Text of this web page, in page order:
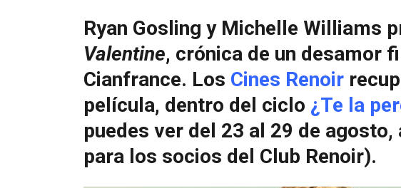
Ryan Gosling y Michelle Williams
Valentine, crónica de un desamor
Cianfrance. Los Cines Renoir
película, dentro del ciclo ¿Te la
puedes ver del 23 al 29 de agosto,
para los socios del Club Renoir).